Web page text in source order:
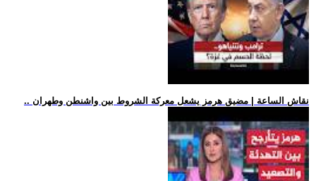
.. نقاش الساعة | مضيق هرمز يشعل معركة الشروط بين واشنطن وطهران